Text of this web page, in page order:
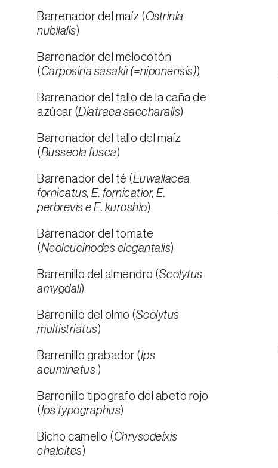
Barrenador del maíz (Ostrinia
nubilalis)
Barrenador del melocotón
(Carposina sasakii (=niponensis))
Barrenador del tallo de la caña de
azúcar (Diatraea saccharalis)
Barrenador del tallo del maíz
(Busseola fusca)
Barrenador del té (Euwallacea
fornicatus, E. fornicatior, E.
perbrevis e E. kuroshio)
Barrenador del tomate
(Neoleucinodes elegantalis)
Barrenillo del almendro (Scolytus
amygdali)
Barrenillo del olmo (Scolytus
multistriatus)
Barrenillo grabador (Ips
acuminatus )
Barrenillo tipografo del abeto rojo
(Ips typographus)
Bicho camello (Chrysodeixis
chalcites)